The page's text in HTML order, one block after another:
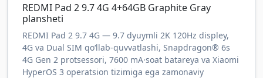
REDMI Pad 2 9.7 4G 4+64GB Graphite Gray
plansheti
REDMI Pad 2 9.7 4G — 9.7 dyuymli 2K 120Hz displey,
4G va Dual SIM qo‘llab-quvvatlashi, Snapdragon® 6s
4G Gen 2 protsessori, 7600 mA·soat batareya va Xiaomi
HyperOS 3 operatsion tizimiga ega zamonaviy